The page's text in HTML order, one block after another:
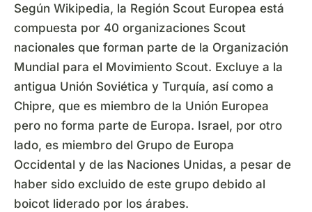
Según Wikipedia, la Región Scout Europea está
compuesta por 40 organizaciones Scout
nacionales que forman parte de la Organización
Mundial para el Movimiento Scout. Excluye a la
antigua Unión Soviética y Turquía, así como a
Chipre, que es miembro de la Unión Europea
pero no forma parte de Europa. Israel, por otro
lado, es miembro del Grupo de Europa
Occidental y de las Naciones Unidas, a pesar de
haber sido excluido de este grupo debido al
boicot liderado por los árabes.